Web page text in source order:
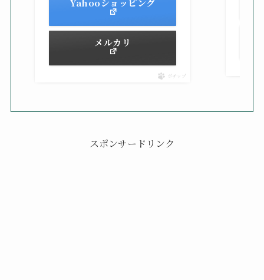
Yahooショッピング
メルカリ
ポチップ
スポンサードリンク